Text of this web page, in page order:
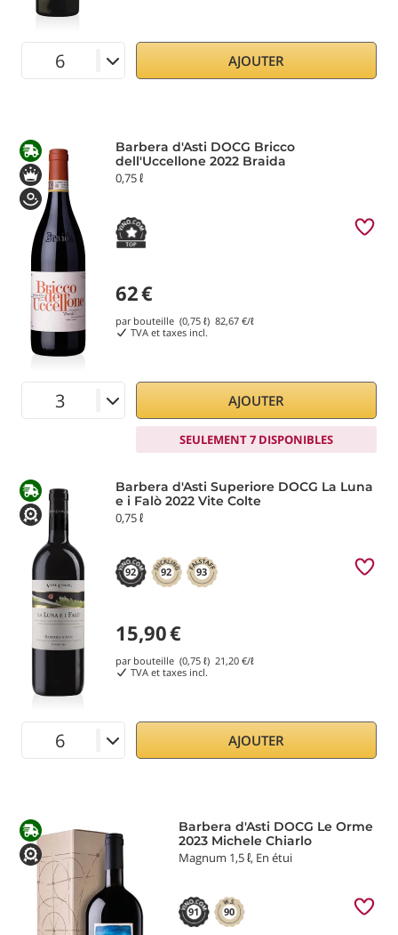
AJOUTER
Barbera d'Asti DOCG Bricco
dell'Uccellone 2022 Braida
0,75 ℓ
62€
par bouteille (0,75 ℓ) 82,67 €/ℓ
TVA et taxes incl.
AJOUTER
SEULEMENT 7 DISPONIBLES
Barbera d'Asti Superiore DOCG La Luna
e i Falò 2022 Vite Colte
0,75 ℓ
92 92 93
15,90€
par bouteille (0,75 ℓ) 21,20 €/ℓ
TVA et taxes incl.
AJOUTER
Barbera d'Asti DOCG Le Orme
2023 Michele Chiarlo
Magnum 1,5 ℓ, En étui
91 90